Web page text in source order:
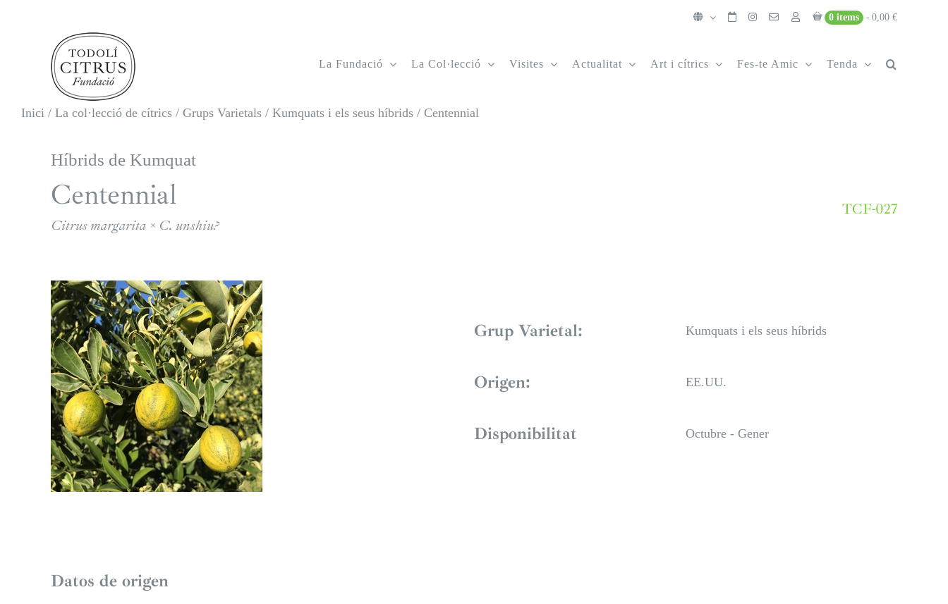
0 items 0,00 €
La Fundació La Col·lecció Visites Actualitat Art i cítrics Fes-te Amic Tenda
Inici / La col·lecció de cítrics / Grups Varietals / Kumquats i els seus híbrids / Centennial
Híbrids de Kumquat
Centennial
Citrus margarita × C. unshiu?
TCF-027
Grup Varietal: Kumquats i els seus híbrids
Origen: EE.UU.
Disponibilitat Octubre - Gener
Datos de origen